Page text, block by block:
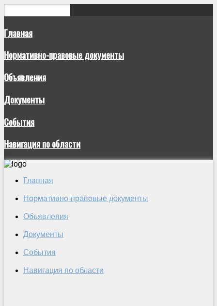
Главная
Нормативно-правовые документы
Объявления
Документы
События
Навигация по области
Главная
Нормативно-правовые документы
Объявления
Документы
События
Навигация по области